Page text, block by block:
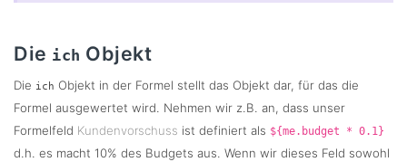
Die ich Objekt
Die ich Objekt in der Formel stellt das Objekt dar, für das die
Formel ausgewertet wird. Nehmen wir z.B. an, dass unser
Formelfeld Kundenvorschuss ist definiert als ${me.budget * 0.1}
d.h. es macht 10% des Budgets aus. Wenn wir dieses Feld sowohl